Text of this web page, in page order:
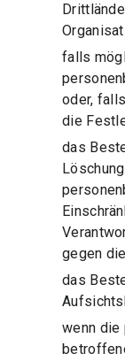
falls
oder,
die
das
gegen
das
wenn die